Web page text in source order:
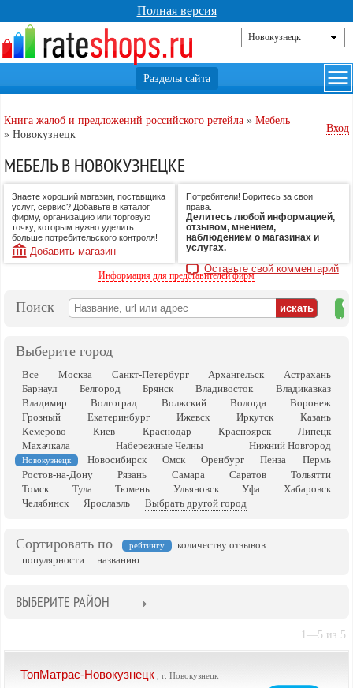
Полная версия
Книга жалоб и предложений российского ретейла »Мебель
»Новокузнецк
Вход
МЕБЕЛЬ В НОВОКУЗНЕЦКЕ
Знаете хороший магазин, поставщика
услуг, сервис? Добавьте в каталог
фирму, организацию или торговую
точку, которым нужно уделить
больше потребительского контроля!
Добавить магазин
Потребители! Боритесь за свои
права.
Делитесь любой информацией,
отзывом, мнением,
наблюдением о магазинах и
услугах.
Оставьте свой комментарий
Информация для представителей фирм
Поиск
на
Выберите город
Все Москва Санкт-Петербург Архангельск
Астрахань
Барнаул
Белгород Брянск Владивосток
Владикавказ
Владимир
Волгоград Волжский Вологда
Воронеж
Грозный
Екатеринбург Ижевск Иркутск
Казань
Кемерово
Киев Краснодар Красноярск
Липецк
Махачкала
Набережные Челны Нижний Новгород
Новокузнецк Новосибирск Омск Оренбург Пенза
Пермь
Ростов-на-Дону
Рязань Самара Саратов
Тольятти
Томск
Тула Тюмень Ульяновск Уфа
Хабаровск
Челябинск
Ярославль Выбрать другой город
Сортировать по рейтингу
количеству отзывов
популярности
названию
ВЫБЕРИТЕ РАЙОН
1—5 из 5.
ТопМатрас-Новокузнецк , г. Новокузнецк